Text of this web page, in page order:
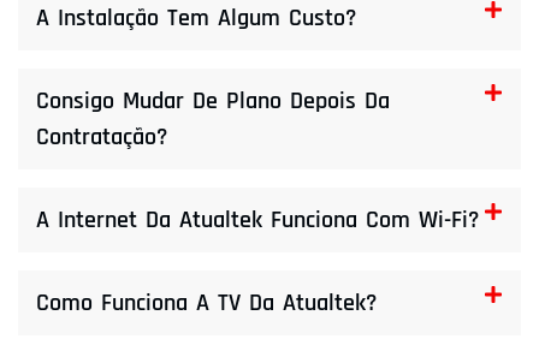
A Instalação Tem Algum Custo?
Consigo Mudar De Plano Depois Da
Contratação?
A Internet Da Atualtek Funciona Com Wi-Fi?
Como Funciona A TV Da Atualtek?